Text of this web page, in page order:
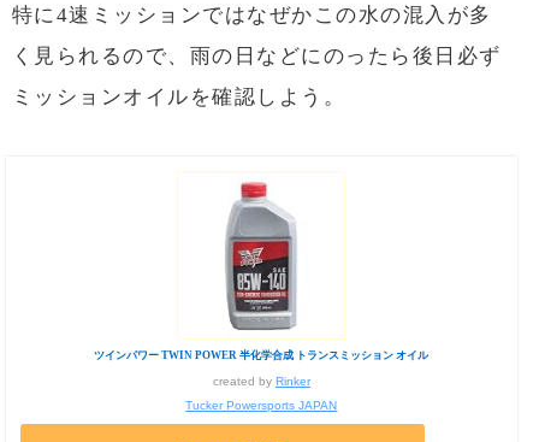
特に4速ミッションではなぜかこの水の混入が多
く見られるので、雨の日などにのったら後日必ず
ミッションオイルを確認しよう。
ツインパワー TWIN POWER 半化学合成 トランスミッション オイル
created by Rinker
Tucker Powersports JAPAN